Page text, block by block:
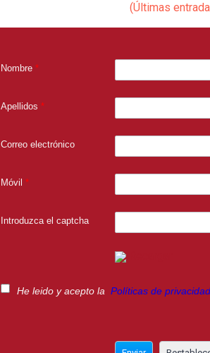
(Últimas
Nombre *
Apellidos *
Correo electrónico
Móvil *
Introduzca el captcha
He leido y acepto la Políticas de privacidad